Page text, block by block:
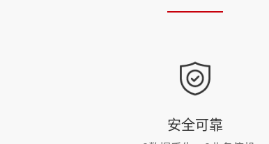
安全可靠